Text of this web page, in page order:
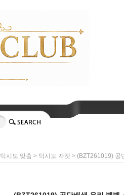
턱시도 맞춤 > 턱시도 자켓 > (BZT261019) 공